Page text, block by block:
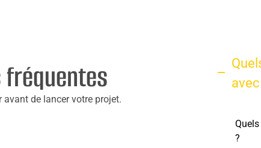
fréquentes
de lancer votre projet.
?